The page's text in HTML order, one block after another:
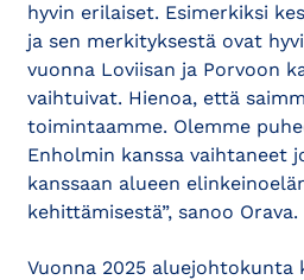
hyvin erilaiset. Esimerkiksi
ja sen merkityksestä ovat
vuonna Loviisan ja Porvoon
vaihtuivat. Hienoa, että
toimintaamme. Olemme
Enholmin kanssa vaihtaneet
kanssaan alueen
kehittämisestä”, sanoo Orava.
Vuonna 2025 aluejohtokunta